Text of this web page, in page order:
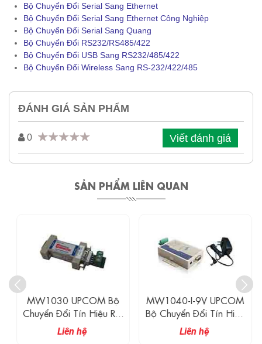
Bộ Chuyển Đổi Serial Sang Ethernet
Bộ Chuyển Đổi Serial Sang Ethernet Công Nghiệp
Bộ Chuyển Đổi Serial Sang Quang
Bộ Chuyển Đổi RS232/RS485/422
Bộ Chuyển Đổi USB Sang RS232/485/422
Bộ Chuyển Đổi Wireless Sang RS-232/422/485
ĐÁNH GIÁ SẢN PHẨM
0 Viết đánh giá
SẢN PHẨM LIÊN QUAN
MW1030 UPCOM Bộ
Chuyển Đổi Tín Hiệu RS-
232 Sang RS-485
Liên hệ
MW1040-I-9V UPCOM
Bộ Chuyển Đổi Tín Hiệu
RS-232 Sang RS-
485/422
Liên hệ